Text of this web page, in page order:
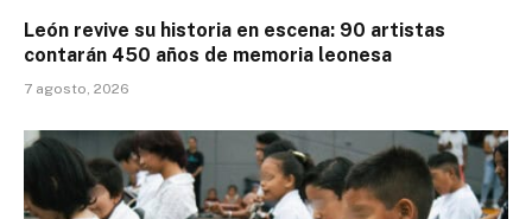
León revive su historia en escena: 90 artistas
contarán 450 años de memoria leonesa
7 agosto, 2026